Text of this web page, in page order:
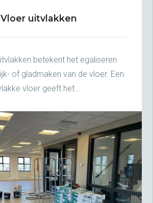
Vloer uitvlakken
betekent het egaliseren
of gladmaken van de vloer. Een
vloer geeft het...